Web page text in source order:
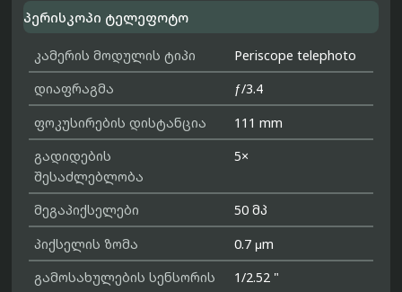
პერისკოპი ტელეფოტო
კამერის მოდულის ტიპი
Periscope telephoto
დიაფრაგმა
ƒ/3.4
ფოკუსირების დისტანცია
111 mm
გადიდების
შესაძლებლობა
5×
მეგაპიქსელები
50 მპ
პიქსელის ზომა
0.7 μm
გამოსახულების სენსორის
1/2.52 "